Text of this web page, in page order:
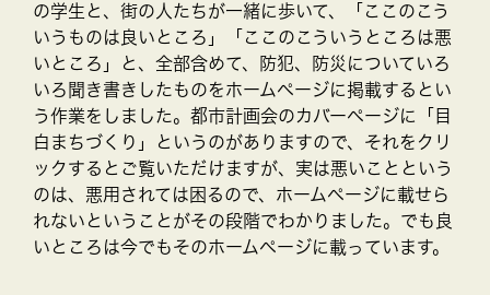
の学生と、街の人たちが一緒に歩いて、「ここのこう
いうものは良いところ」「ここのこういうところは悪
いところ」と、全部含めて、防犯、防災についていろ
いろ聞き書きしたものをホームページに掲載するとい
う作業をしました。都市計画会のカバーページに「目
白まちづくり」というのがありますので、それをクリ
ックするとご覧いただけますが、実は悪いことという
のは、悪用されては困るので、ホームページに載せら
れないということがその段階でわかりました。でも良
いところは今でもそのホームページに載っています。